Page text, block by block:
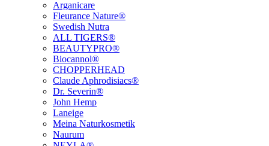
Arganicare
Fleurance Nature®
Swedish Nutra
ALL TIGERS®
BEAUTYPRO®
Biocannol®
CHOPPERHEAD
Claude Aphrodisiacs®
Dr. Severin®
John Hemp
Laneige
Meina Naturkosmetik
Naurum